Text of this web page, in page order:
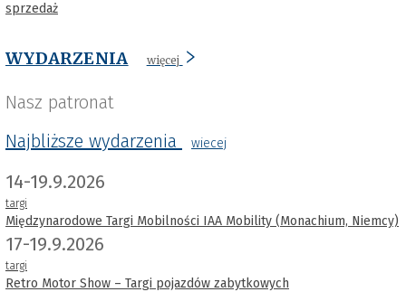
sprzedaż
WYDARZENIA więcej
Nasz patronat
Najbliższe wydarzenia
wiecej
14-19.9.2026
targi
Międzynarodowe Targi Mobilności IAA Mobility (Monachium, Niemcy)
17-19.9.2026
targi
Retro Motor Show – Targi pojazdów zabytkowych